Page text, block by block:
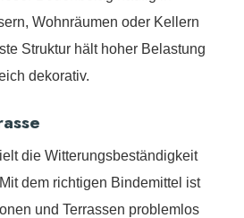
Wohnräumen oder Kellern
Struktur hält hoher Belastung
dekorativ.
die Witterungsbeständigkeit
dem richtigen Bindemittel ist
und Terrassen problemlos